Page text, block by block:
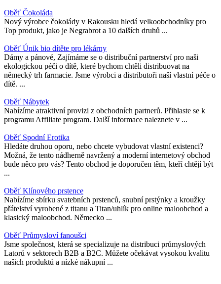
Oběť Čokoláda
Nový výrobce čokolády v Rakousku hledá velkoobchodníky pro
Top produkt, jako je Negrabrot a 10 dalších druhů ...
Oběť Únik bio dítěte pro lékárny
Dámy a pánové, Zajímáme se o distribuční partnerství pro naši
ekologickou péči o dítě, které bychom chtěli distribuovat na
německý trh farmacie. Jsme výrobci a distributoři naší vlastní péče o
dítě. ...
Oběť Nábytek
Nabízíme atraktivní provizi z obchodních partnerů. Přihlaste se k
programu Affiliate program. Další informace naleznete v ...
Oběť Spodní Erotika
Hledáte druhou oporu, nebo chcete vybudovat vlastní existenci?
Možná, že tento nádherně navržený a moderní internetový obchod
bude něco pro vás? Tento obchod je doporučen těm, kteří chtějí být
...
Oběť Klínového prstence
Nabízíme sbírku svatebních prstenců, snubní prstýnky a kroužky
přátelství vyrobené z titanu a Titan/uhlík pro online maloobchod a
klasický maloobchod. Německo ...
Oběť Průmysloví fanoušci
Jsme společnost, která se specializuje na distribuci průmyslových
Latorů v sektorech B2B a B2C. Můžete očekávat vysokou kvalitu
našich produktů a nízké nákupní ...